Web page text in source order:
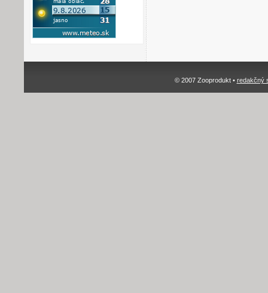
© 2007 Zooprodukt • redakčný